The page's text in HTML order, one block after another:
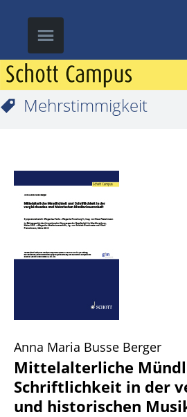
Mehrstimmigkeit
Anna Maria Busse Berger
Mittelalterliche
Schriftlichkeit in der
und historischen